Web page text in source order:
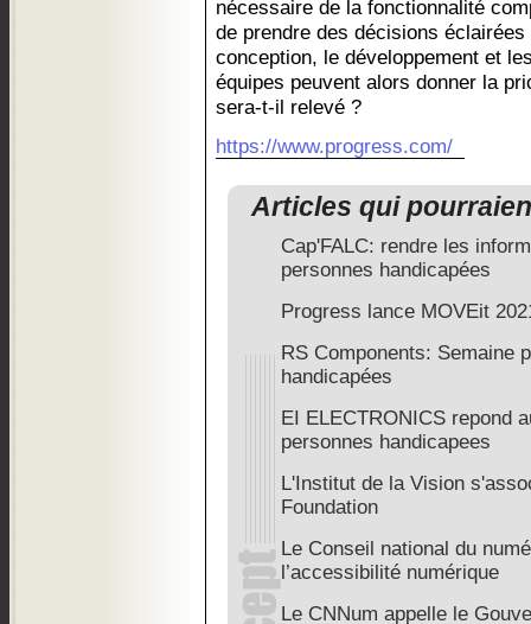
nécessaire de la fonctionnalité
de prendre des décisions
conception, le développement et
équipes peuvent alors donner la
sera-t-il relevé ?
https://www.progress.com/
Articles qui
Cap'FALC: rendre les
personnes handicapées
Progress lance MOVEit
RS Components: Semaine
handicapées
EI ELECTRONICS repond
personnes handicapees
L'Institut de la Vision
Foundation
Le Conseil national du
l’accessibilité numérique
Le CNNum appelle le